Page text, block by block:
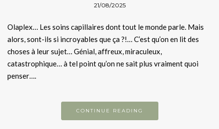
21/08/2025
Olaplex… Les soins capillaires dont tout le monde parle. Mais
alors, sont-ils si incroyables que ça ?!… C’est qu’on en lit des
choses à leur sujet… Génial, affreux, miraculeux,
catastrophique… à tel point qu’on ne sait plus vraiment quoi
penser….
CONTINUE READING